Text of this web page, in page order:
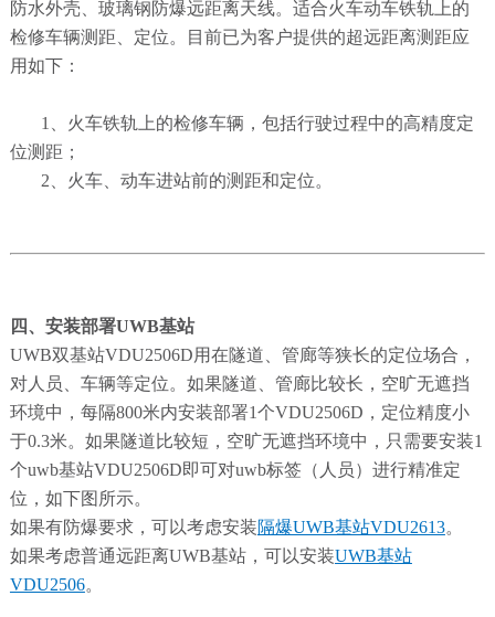
防水外壳、玻璃钢防爆远距离天线。适合火车动车铁轨上的
检修车辆测距、定位。目前已为客户提供的超远距离测距应
用如下：
1、火车铁轨上的检修车辆，包括行驶过程中的高精度定
位测距；
2、火车、动车进站前的测距和定位。
四、安装部署UWB基站
UWB双基站VDU2506D用在隧道、管廊等狭长的定位场合，
对人员、车辆等定位。如果隧道、管廊比较长，空旷无遮挡
环境中，每隔800米内安装部署1个VDU2506D，定位精度小
于0.3米。如果隧道比较短，空旷无遮挡环境中，只需要安装1
个uwb基站VDU2506D即可对uwb标签（人员）进行精准定
位，如下图所示。
如果有防爆要求，可以考虑安装隔爆UWB基站VDU2613。
如果考虑普通远距离UWB基站，可以安装UWB基站
VDU2506。